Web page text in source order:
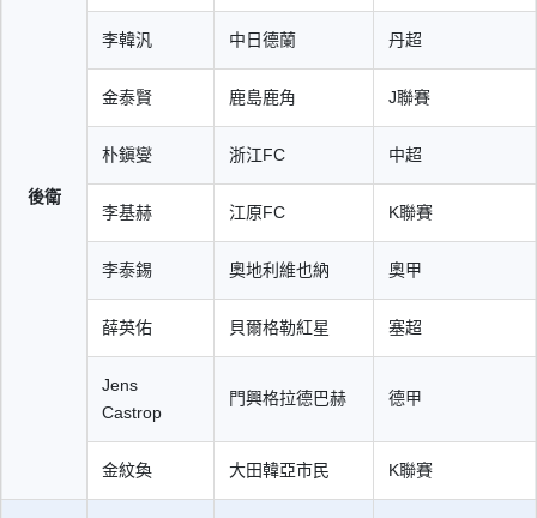
後衛
李韓汎 中日德蘭 丹超
金泰賢 鹿島鹿角 J聯賽
朴鎭燮 浙江FC 中超
李基赫 江原FC K聯賽
李泰錫 奧地利維也納 奧甲
薛英佑 貝爾格勒紅星 塞超
Jens
Castrop
門興格拉德巴赫 德甲
金紋奐 大田韓亞市民 K聯賽